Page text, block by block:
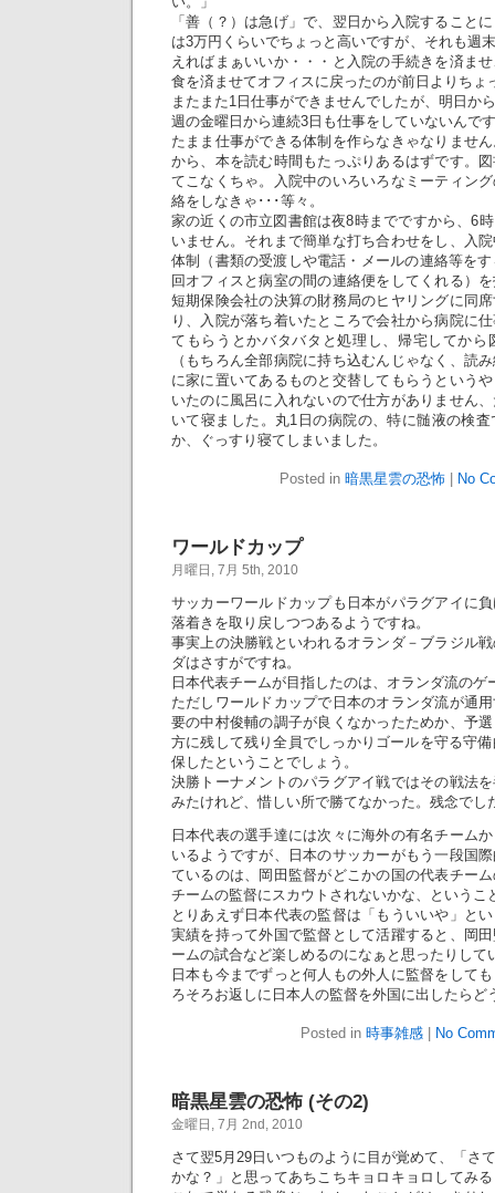
「善（？）は急げ」で、翌日から入院すること
は3万円くらいでちょっと高いですが、それも週
えればまぁいいか・・・と入院の手続きを済ま
食を済ませてオフィスに戻ったのが前日よりちょ
またまた1日仕事ができませんでしたが、明日か
週の金曜日から連続3日も仕事をしていないんで
たまま仕事ができる体制を作らなきゃなりませ
から、本を読む時間もたっぷりあるはずです。
てこなくちゃ。入院中のいろいろなミーティン
絡をしなきゃ･･･等々。
家の近くの市立図書館は夜8時までですから、6
いません。それまで簡単な打ち合わせをし、入
体制（書類の受渡しや電話・メールの連絡等を
回オフィスと病室の間の連絡便をしてくれる）
短期保険会社の決算の財務局のヒヤリングに同
り、入院が落ち着いたところで会社から病院に
てもらうとかバタバタと処理し、帰宅してから
（もちろん全部病院に持ち込むんじゃなく、読
に家に置いてあるものと交替してもらうという
いたのに風呂に入れないので仕方がありません
いて寝ました。丸1日の病院の、特に髄液の検
か、ぐっすり寝てしまいました。
Posted in 暗黒星雲の恐怖| No
ワールドカップ
月曜日, 7月 5th, 2010
サッカーワールドカップも日本がパラグアイに
落着きを取り戻しつつあるようですね。
事実上の決勝戦といわれるオランダ－ブラジル
ダはさすがですね。
日本代表チームが目指したのは、オランダ流のゲ
ただしワールドカップで日本のオランダ流が通
要の中村俊輔の調子が良くなかったためか、予
方に残して残り全員でしっかりゴールを守る守
保したということでしょう。
決勝トーナメントのパラグアイ戦ではその戦法
みたけれど、惜しい所で勝てなかった。残念でし
日本代表の選手達には次々に海外の有名チーム
いるようですが、日本のサッカーがもう一段国
ているのは、岡田監督がどこかの国の代表チー
チームの監督にスカウトされないかな、というこ
とりあえず日本代表の監督は「もういいや」と
実績を持って外国で監督として活躍すると、岡
ームの試合など楽しめるのになぁと思ったりして
日本も今までずっと何人もの外人に監督をして
ろそろお返しに日本人の監督を外国に出したらど
Posted in 時事雑感 No
暗黒星雲の恐怖 (その2)
金曜日, 7月 2nd, 2010
さて翌5月29日いつものように目が覚めて、「さ
かな？」と思ってあちこちキョロキョロしてみ